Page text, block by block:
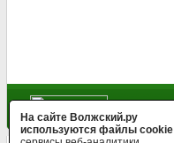
На сайте Волжский.ру
используются файлы cookie